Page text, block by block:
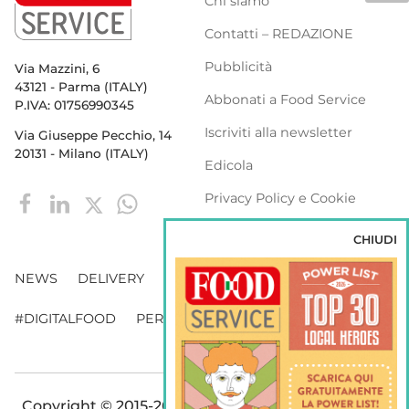
Via Mazzini, 6
43121 - Parma (ITALY)
P.IVA: 01756990345
Via Giuseppe Pecchio, 14
20131 - Milano (ITALY)
Contatti – REDAZIONE
Pubblicità
Abbonati a Food Service
Iscriviti alla newsletter
Edicola
Privacy Policy e Cookie
NEWS DELIVERY DISTRIBUZIONE
#DIGITALFOOD PERSONE WEBINAR VENDING
CHIUDI